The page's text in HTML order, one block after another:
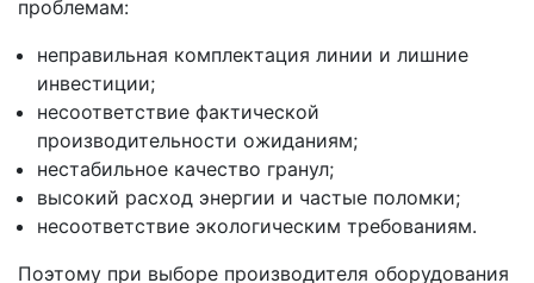
проблемам:
неправильная комплектация линии и лишние
инвестиции;
несоответствие фактической
производительности ожиданиям;
нестабильное качество гранул;
высокий расход энергии и частые поломки;
несоответствие экологическим требованиям.
Поэтому при выборе производителя оборудования